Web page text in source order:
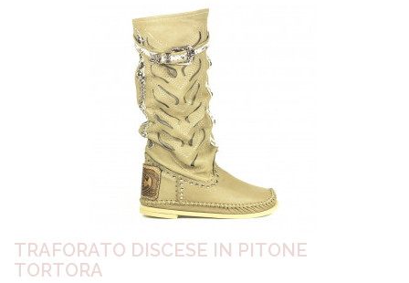
TRAFORATO DISCESE IN PITONE
TORTORA